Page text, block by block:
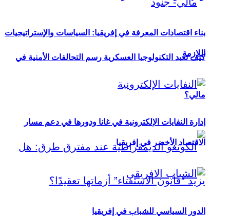
كيف تعيد التكنولوجيا العسكرية رسم التحالفات الأمنية في
مالي؟
بناء اقتصادات المعرفة في إفريقيا: السياسات والإستراتيجيات
اللازمة
إدارة النفايات الإلكترونية في غانا ودورها في دعم مسار
الاقتصاد الأخضر في إفريقيا
الدور السياسي للشباب في إفريقيا